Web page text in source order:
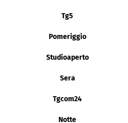
Tg5
Pomeriggio
Studioaperto
Sera
Tgcom24
Notte